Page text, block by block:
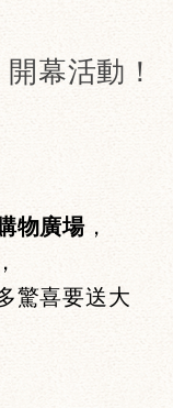
幕活動！
物廣場，
驚喜要送大